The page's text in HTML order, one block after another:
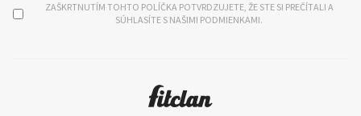
ZAŠKRTNUTÍM TOHTO POLÍČKA POTVRDZUJETE, ŽE STE SI PREČÍTALI A
SÚHLASÍTE S NAŠIMI PODMIENKAMI.